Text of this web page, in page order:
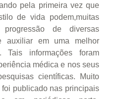
pela primeira vez que
de vida podem,muitas
de diversas
auxiliar em uma melhor
Tais informações foram
médica e nos seus
científicas. Muito
publicado nas principais